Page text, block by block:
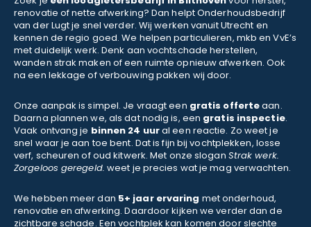
renovatie of nette afwerking? Dan helpt Onderhoudsbedrijf
van der Lugt je snel verder. Wij werken vanuit Utrecht en
kennen de regio goed. We helpen particulieren, mkb en VvE’s
met duidelijk werk. Denk aan vochtschade herstellen,
wanden strak maken of een ruimte opnieuw afwerken. Ook
na een lekkage of verbouwing pakken wij door.
Onze aanpak is simpel. Je vraagt een gratis offerteaan.
Daarna plannen we, als dat nodig is, een gratis inspectie.
Vaak ontvang je binnen 24 uural een reactie. Zo weet je
snel waar je aan toe bent. Dat is fijn bij vochtplekken, losse
verf, scheuren of oud kitwerk. Met onze slogan Strak werk.
Zorgeloos geregeld. weet je precies wat je mag verwachten.
We hebben meer dan 5+ jaar ervaring met onderhoud,
renovatie en afwerking. Daardoor kijken we verder dan de
zichtbare schade. Een vochtplek kan komen door slechte